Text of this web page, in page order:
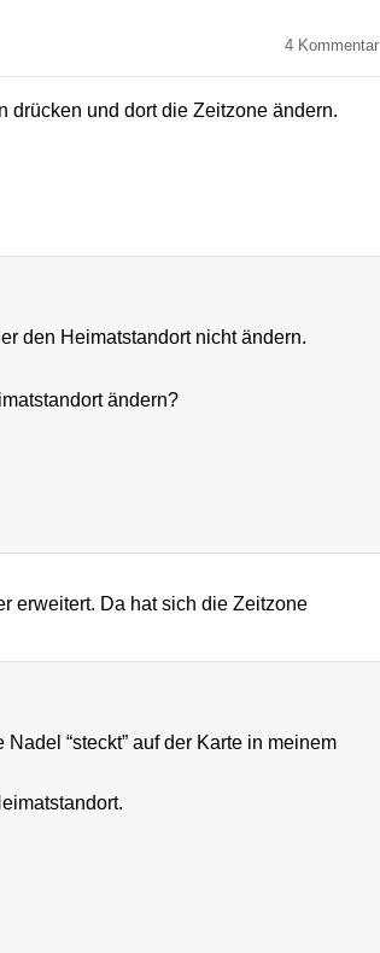
4 Kommentar
drücken und dort die Zeitzone ändern.
den Heimatstandort nicht ändern.
ändern?
erweitert. Da hat sich die Zeitzone
“steckt” auf der Karte in meinem